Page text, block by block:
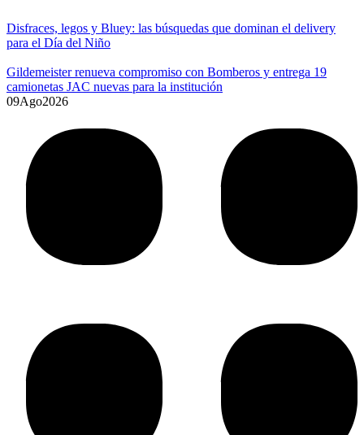
Disfraces, legos y Bluey: las búsquedas que dominan el delivery
para el Día del Niño
Gildemeister renueva compromiso con Bomberos y entrega 19
camionetas JAC nuevas para la institución
09Ago2026